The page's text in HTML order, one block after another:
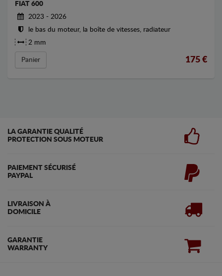
FIAT 600
2023 - 2026
le bas du moteur, la boîte de vitesses, radiateur
2 mm
Panier 175 €
LA GARANTIE QUALITÉ
PROTECTION SOUS MOTEUR
PAIEMENT SÉCURISÉ
PAYPAL
LIVRAISON À
DOMICILE
GARANTIE
WARRANTY